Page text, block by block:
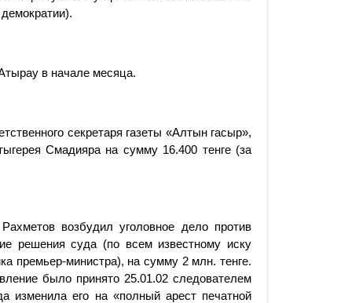
в начале месяца.
секретаря газеты «Алтын гасыр»,
Смадияра на сумму 16.400 тенге (за
возбудил уголовное дело против
решения суда (по всем известному иску
премьер-министра), на сумму 2 млн. тенге.
было принято 25.01.02 следователем
его на «полный арест печатной